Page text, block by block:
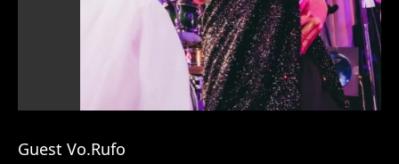
Guest Vo.Rufo